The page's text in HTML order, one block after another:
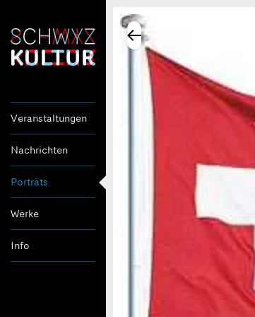
Veranstaltungen
Nachrichten
Porträts
Werke
Info